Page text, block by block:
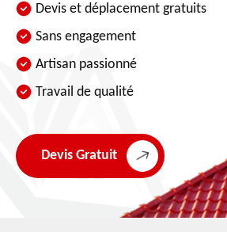
Devis et déplacement gratuits
Sans engagement
Artisan passionné
Travail de qualité
Devis Gratuit